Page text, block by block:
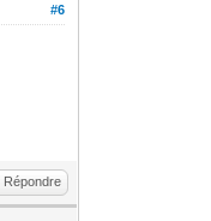
#6
Répondre